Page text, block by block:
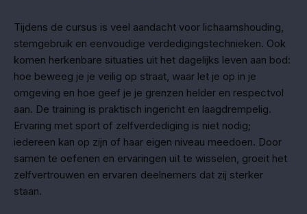
Tijdens de cursus is veel aandacht voor lichaamshouding,
stemgebruik en eenvoudige verdedigingstechnieken. Ook
komen herkenbare situaties uit het dagelijks leven aan bod:
hoe beweeg je je veilig op straat, waar let je op in je
omgeving en hoe geef je je grenzen helder en respectvol
aan. De training is praktisch ingericht en laagdrempelig.
Ervaring met sport of zelfverdediging is niet nodig;
iedereen kan op zijn of haar eigen niveau meedoen. Door
samen te oefenen en ervaringen uit te wisselen, groeit het
zelfvertrouwen en ervaren deelnemers dat zij sterker
staan.